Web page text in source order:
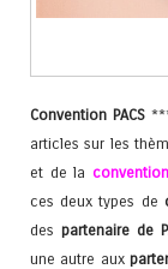
Convention PACS
articles sur les
et de la
ces deux types de
despartenaire de
une autre aux